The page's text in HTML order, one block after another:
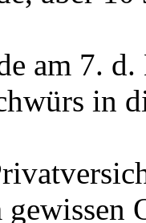
am 7.
in